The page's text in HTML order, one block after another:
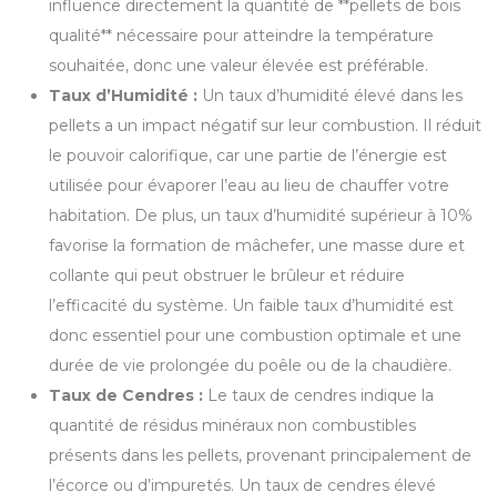
influence directement la quantité de **pellets de bois
qualité** nécessaire pour atteindre la température
souhaitée, donc une valeur élevée est préférable.
Taux d’Humidité : Un taux d’humidité élevé dans les
pellets a un impact négatif sur leur combustion. Il réduit
le pouvoir calorifique, car une partie de l’énergie est
utilisée pour évaporer l’eau au lieu de chauffer votre
habitation. De plus, un taux d’humidité supérieur à 10%
favorise la formation de mâchefer, une masse dure et
collante qui peut obstruer le brûleur et réduire
l’efficacité du système. Un faible taux d’humidité est
donc essentiel pour une combustion optimale et une
durée de vie prolongée du poêle ou de la chaudière.
Taux de Cendres : Le taux de cendres indique la
quantité de résidus minéraux non combustibles
présents dans les pellets, provenant principalement de
l’écorce ou d’impuretés. Un taux de cendres élevé